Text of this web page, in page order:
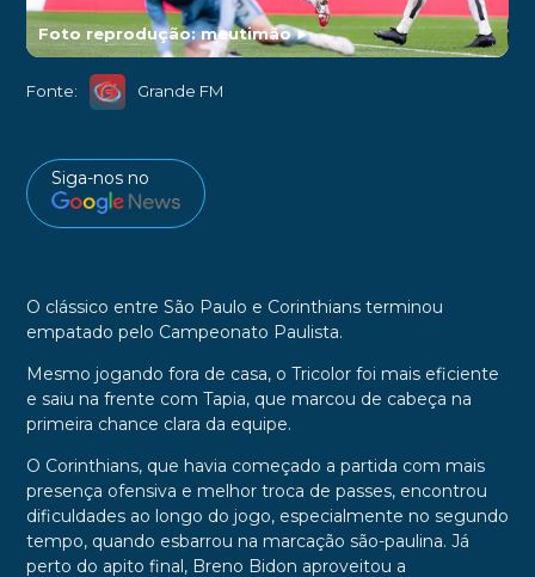
Foto reprodução: meutimão►
Fonte: Grande FM
Siga-nos no
O clássico entre São Paulo e Corinthians terminou
empatado pelo Campeonato Paulista.
Mesmo jogando fora de casa, o Tricolor foi mais eficiente
e saiu na frente com Tapia, que marcou de cabeça na
primeira chance clara da equipe.
O Corinthians, que havia começado a partida com mais
presença ofensiva e melhor troca de passes, encontrou
dificuldades ao longo do jogo, especialmente no segundo
tempo, quando esbarrou na marcação são-paulina. Já
perto do apito final, Breno Bidon aproveitou a